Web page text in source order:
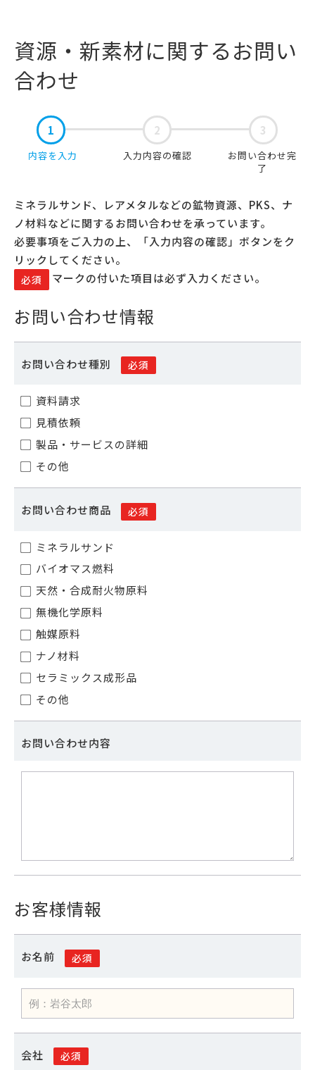
資源・新素材に関するお問い
合わせ
1
内容を入力
2
入力内容の確認
3
お問い合わせ完
了
ミネラルサンド、レアメタルなどの鉱物資源、PKS、ナ
ノ材料などに関するお問い合わせを承っています。
必要事項をご入力の上、「入力内容の確認」ボタンをク
リックしてください。
必須 マークの付いた項目は必ず入力ください。
お問い合わせ情報
お問い合わせ種別 必須
資料請求
見積依頼
製品・サービスの詳細
その他
お問い合わせ商品 必須
ミネラルサンド
バイオマス燃料
天然・合成耐火物原料
無機化学原料
触媒原料
ナノ材料
セラミックス成形品
その他
お問い合わせ内容
お客様情報
お名前 必須
会社 必須